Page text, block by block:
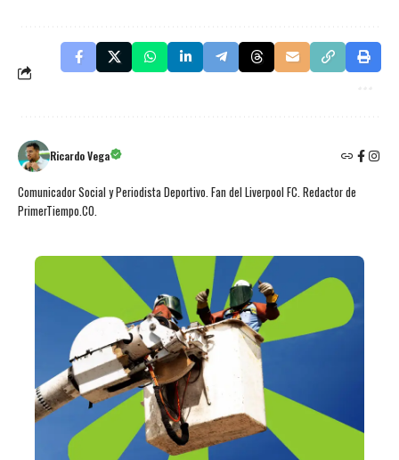
Ricardo Vega
Comunicador Social y Periodista Deportivo. Fan del Liverpool FC. Redactor de
PrimerTiempo.CO.